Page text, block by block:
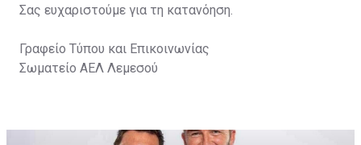
Σας ευχαριστούμε για τη κατανόηση.
Γραφείο Τύπου και Επικοινωνίας
Σωματείο ΑΕΛ Λεμεσού